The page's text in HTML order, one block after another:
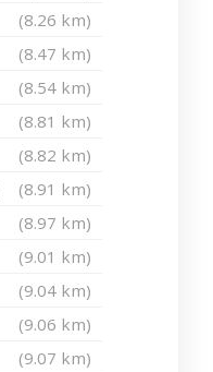
(8.26 km)
(8.47 km)
(8.54 km)
(8.81 km)
(8.82 km)
(8.91 km)
(8.97 km)
(9.01 km)
(9.04 km)
(9.06 km)
(9.07 km)